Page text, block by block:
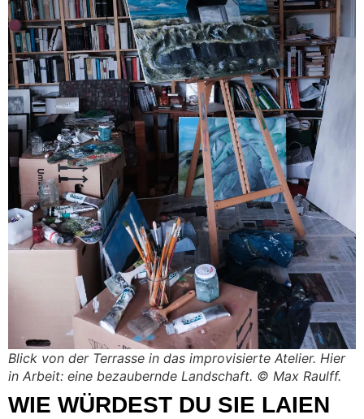
Blick von der Terrasse in das improvisierte Atelier. Hier
in Arbeit: eine bezaubernde Landschaft. © Max Raulff.
WIE WÜRDEST DU SIE LAIEN